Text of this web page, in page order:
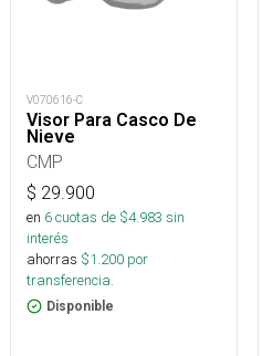
V070616-C
Visor Para Casco De
Nieve
CMP
$ 29.900
en 6cuotas de $4.983 sin
interés
ahorras $1.200 por
transferencia.
Disponible